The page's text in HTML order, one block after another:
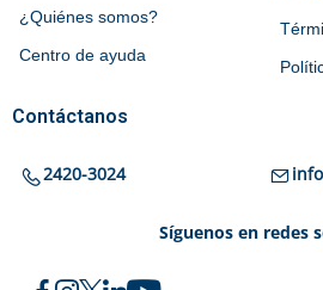
¿Quiénes somos?
Centro de ayuda
Contáctanos
2420-3024
Síguenos en redes